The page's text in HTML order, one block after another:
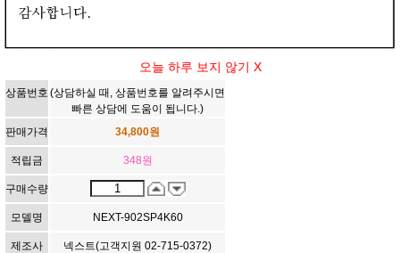
오늘 하루 보지 않기 X
4K UHD HDMI 2.0 분배기, 4K60Hz 지원, HCDP, 대역폭 18Gbit/s
상품번호
302541
(상담하실 때, 상품번호를 알려주시면
빠른 상담에 도움이 됩니다.)
판매가격
34,800원
적립금 348원
구매수량
모델명 NEXT-902SP4K60
제조사 넥스트(고객지원 02-715-0372)